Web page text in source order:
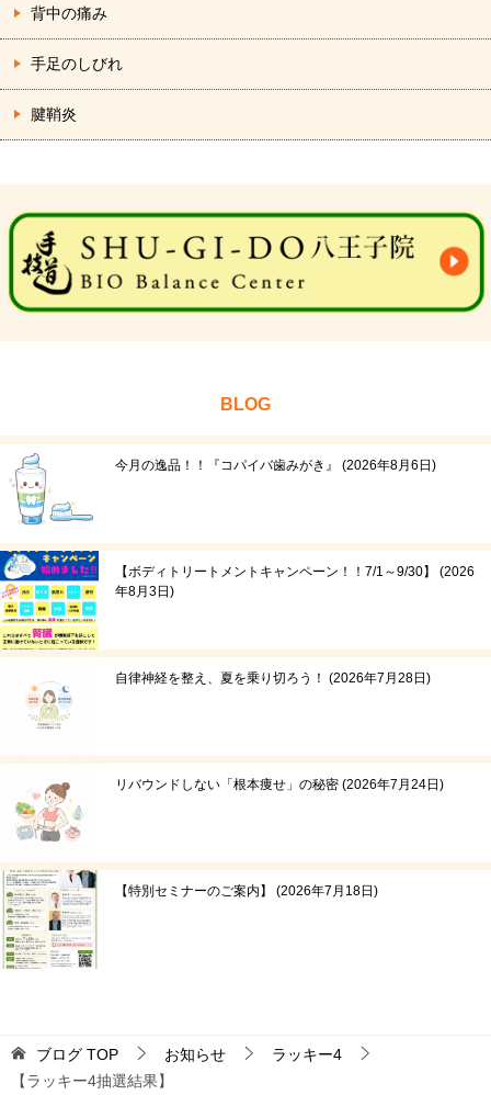
背中の痛み
手足のしびれ
腱鞘炎
BLOG
今月の逸品！！『コパイバ歯みがき』 2026年8月6日
【ボディトリートメントキャンペーン！！7/1～9/30】
2026
年8月3日
自律神経を整え、夏を乗り切ろう！ 2026年7月28日
リバウンドしない「根本痩せ」の秘密 2026年7月24日
【特別セミナーのご案内】 2026年7月18日
ブログ TOP お知らせ
ラッキー4
【ラッキー4抽選結果】